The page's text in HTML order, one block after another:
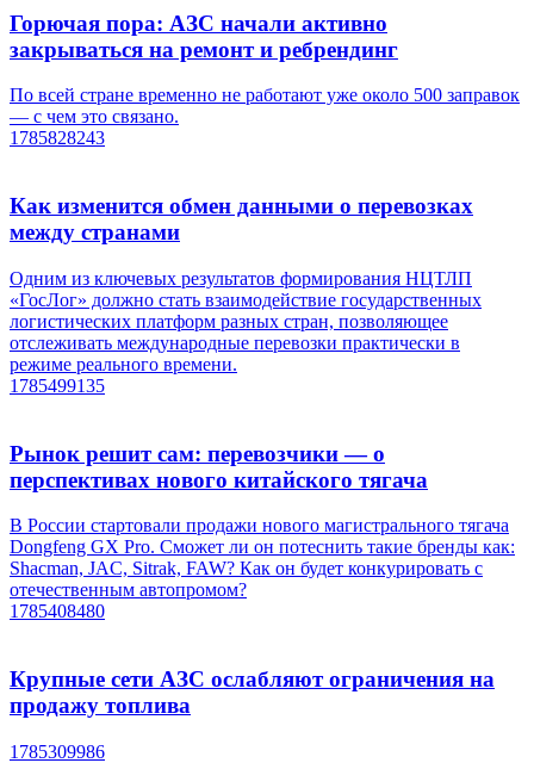
Горючая пора: АЗС начали активно
закрываться на ремонт и ребрендинг
По всей стране временно не работают уже около 500 заправок
— с чем это связано.
1785828243
Как изменится обмен данными о перевозках
между странами
Одним из ключевых результатов формирования НЦТЛП
«ГосЛог» должно стать взаимодействие государственных
логистических платформ разных стран, позволяющее
отслеживать международные перевозки практически в
режиме реального времени.
1785499135
Рынок решит сам: перевозчики — о
перспективах нового китайского тягача
В России стартовали продажи нового магистрального тягача
Dongfeng GX Pro. Сможет ли он потеснить такие бренды как:
Shacman, JAC, Sitrak, FAW? Как он будет конкурировать с
отечественным автопромом?
1785408480
Крупные сети АЗС ослабляют ограничения на
продажу топлива
1785309986